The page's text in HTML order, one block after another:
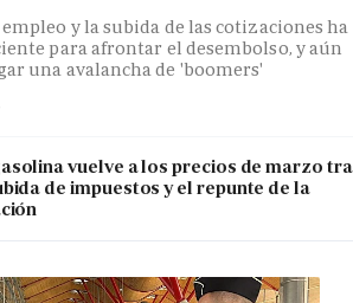
y la subida de las cotizaciones ha
para afrontar el desembolso, y aún
una avalancha de 'boomers'
vuelve a los precios de marzo
de impuestos y el repunte de la